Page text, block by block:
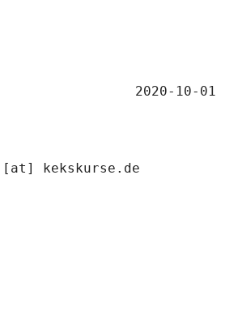
2020-10-01
kekskurse.de